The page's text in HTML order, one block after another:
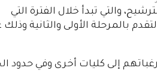
والتي تبدأ خلال الفترة التي
بالمرحلة الأولى والثانية
إلى كليات أخرى وفي حدود